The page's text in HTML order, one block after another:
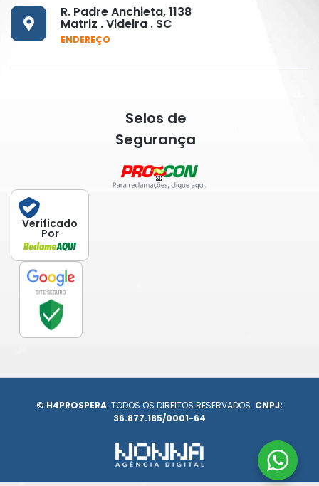
R. Padre Anchieta, 1138
Matriz . Videira . SC
ENDEREÇO
Selos de
Segurança
Verificado
Por
© H4PROSPERA. TODOS OS DIREITOS RESERVADOS. CNPJ:
36.877.185/0001-64